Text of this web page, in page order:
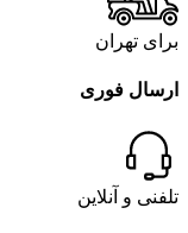
برای تهران
ارسال فوری
تلفنی و آنلاین